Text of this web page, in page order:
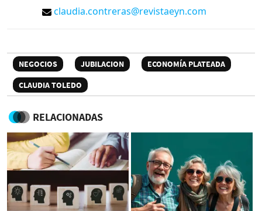
claudia.contreras@revistaeyn.com
NEGOCIOS JUBILACION
ECONOMÍA PLATEADA
CLAUDIA TOLEDO
RELACIONADAS